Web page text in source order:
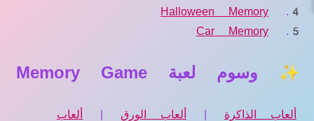
Halloween Memory
Car Memory
✨ وسوم لعبة Memory Game
ألعاب الذاكرة ألعاب الورق ألعاب